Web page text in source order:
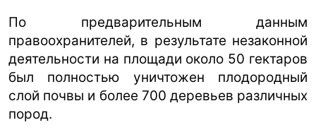
ua ru en
По предварительным данным
правоохранителей, в результате незаконной
деятельности на площади около 50 гектаров
был полностью уничтожен плодородный
слой почвы и более 700 деревьев различных
пород.